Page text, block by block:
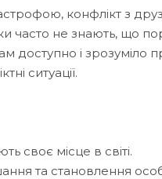
конфлікт з
часто не знають, що
доступно і зрозуміло
ситуації.
своє місце в світі.
та становлення